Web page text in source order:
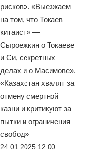
рисков». «Выезжаем
на том, что Токаев —
китаист» —
Сыроежкин о Токаеве
и Си, секретных
делах и о Масимове».
«Казахстан хвалят за
отмену смертной
казни и критикуют за
пытки и ограничения
свобод»
24.01.2025 12:00